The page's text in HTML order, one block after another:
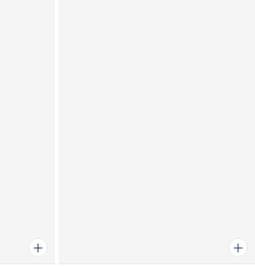
Añadir a la cesta